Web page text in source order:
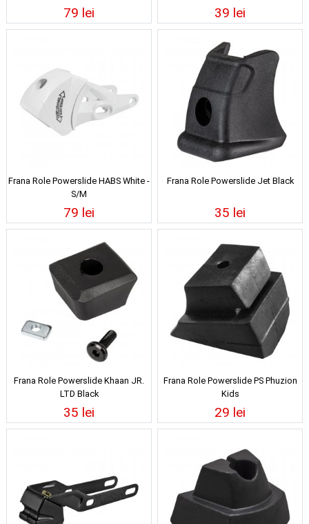
79 lei 39 lei
Frana Role Powerslide HABS White -
S/M
79 lei
Frana Role Powerslide Jet Black
35 lei
Frana Role Powerslide Khaan JR.
LTD Black
35 lei
Frana Role Powerslide PS Phuzion
Kids
29 lei